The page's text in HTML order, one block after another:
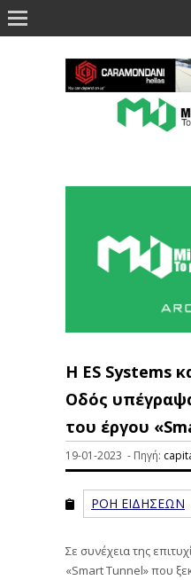
H ES Systems
Οδός
του έργου
19-01-2023 - Πηγή:
ΡΟΗ ΕΙΔΗΣΕΩΝ
Σε συνέχεια της
«Smart Tunnel» που